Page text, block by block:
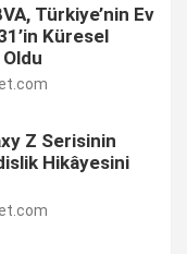
Türkiye’nin Ev
Küresel
Z Serisinin
Hikâyesini